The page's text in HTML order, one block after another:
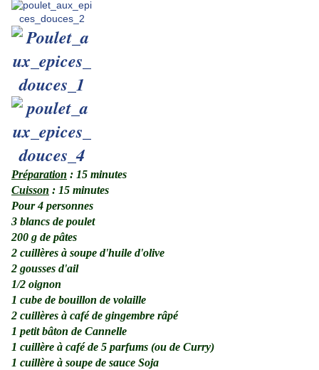
Préparation : 15 minutes
Cuisson : 15 minutes
Pour 4 personnes
3 blancs de poulet
200 g de pâtes
2 cuillères à soupe d'huile d'olive
2 gousses d'ail
1/2 oignon
1 cube de bouillon de volaille
2 cuillères à café de gingembre râpé
1 petit bâton de Cannelle
1 cuillère à café de 5 parfums (ou de Curry)
1 cuillère à soupe de sauce Soja